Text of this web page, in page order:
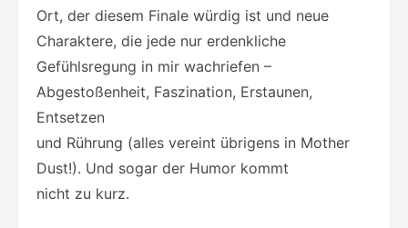
Ort, der diesem Finale würdig ist und neue
Charaktere, die jede nur erdenkliche
Gefühlsregung in mir wachriefen –
Abgestoßenheit, Faszination, Erstaunen,
Entsetzen
und Rührung (alles vereint übrigens in Mother
Dust!). Und sogar der Humor kommt
nicht zu kurz.